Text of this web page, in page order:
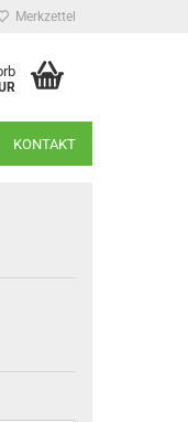
Merkzettel
KONTAKT